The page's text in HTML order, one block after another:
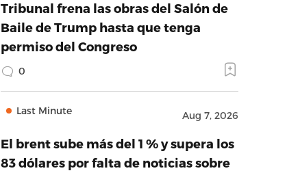
Tribunal frena las obras del Salón de
Baile de Trump hasta que tenga
permiso del Congreso
0
Last Minute Aug 7, 2026
El brent sube más del 1 % y supera los
83 dólares por falta de noticias sobre